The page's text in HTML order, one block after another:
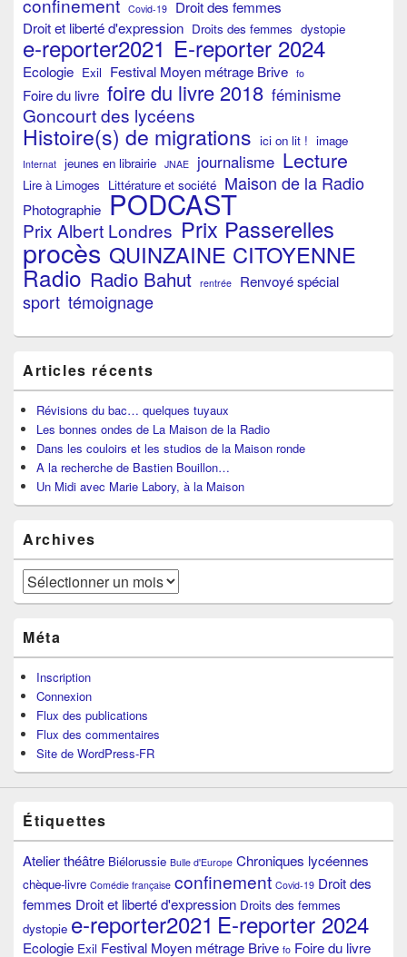
confinement Covid-19
Droit des femmes
Droit et liberté d'expression Droits des femmes dystopie
e-reporter2021 E-reporter 2024
Ecologie Exil Festival Moyen métrage Brive fo
Foire du livre foire du livre 2018 féminisme
Goncourt des lycéens
Histoire(s) de migrations ici on lit ! image
Internat jeunes en librairie JNAE journalisme Lecture
Lire à Limoges Littérature et société Maison de la Radio
Photographie PODCAST
Prix Albert Londres Prix Passerelles
procès QUINZAINE CITOYENNE
Radio Radio Bahut rentrée Renvoyé spécial
sport témoignage
Articles récents
Révisions du bac… quelques tuyaux
Les bonnes ondes de La Maison de la Radio
Dans les couloirs et les studios de la Maison ronde
A la recherche de Bastien Bouillon…
Un Midi avec Marie Labory, à la Maison
Archives
Archives
Méta
Inscription
Connexion
Flux des publications
Flux des commentaires
Site de WordPress-FR
Étiquettes
Atelier théâtre Biélorussie Bulle d'Europe Chroniques lycéennes
chèque-livre Comédie française confinement Covid-19 Droit des
femmes Droit et liberté d'expression Droits des femmes
dystopie e-reporter2021 E-reporter 2024
Ecologie Exil Festival Moyen métrage Brive fo Foire du livre